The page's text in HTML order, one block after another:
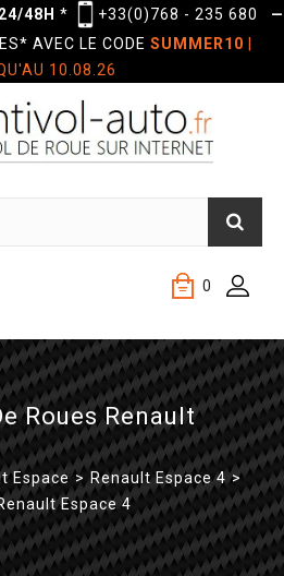
24/48H * +33(0)768 - 235 680
—
AVEC LE CODE SUMMER10
10.08.26
0
Roues Renault
Espace > Renault Espace 4 >
Espace 4